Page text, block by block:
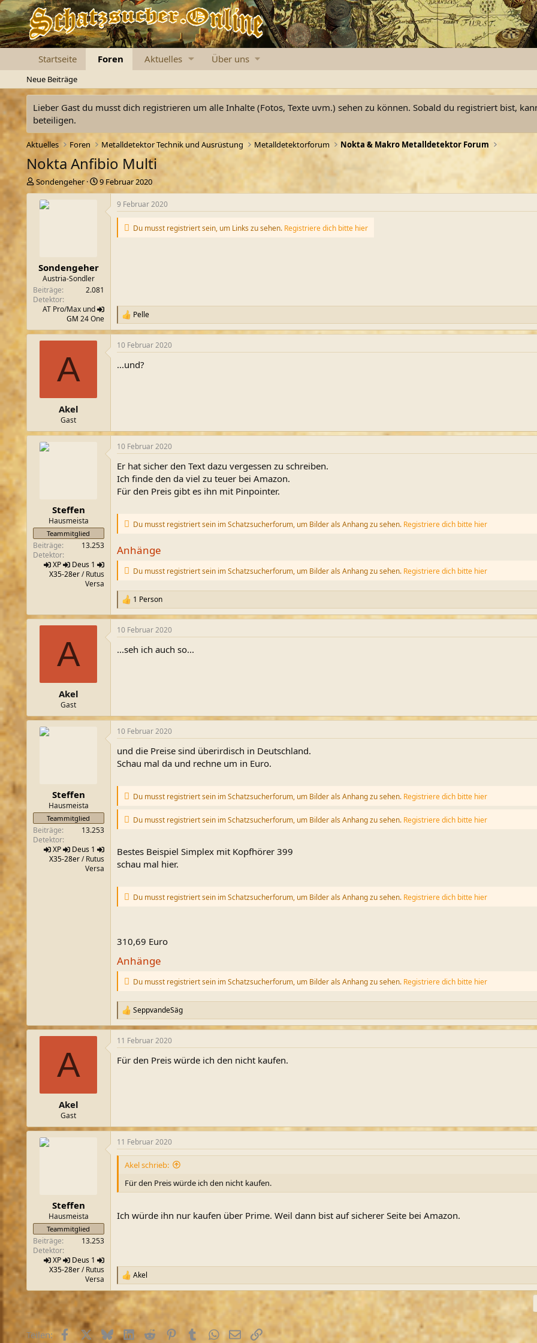
Startseite Foren Aktuelles Über uns
Neue Beiträge
Lieber Gast du musst dich registrieren um alle Inhalte (Fotos, Texte uvm.) sehen zu können. Sobald du registriert bist,
beteiligen.
Aktuelles Foren Metalldetektor Technik und Ausrüstung Metalldetektorforum Nokta & Makro Metalldetektor Forum
Nokta Anfibio Multi
E
r
Sondengeher
E
r
a
9 Februar 2020
Sondengeher
Austria-Sondler
Beiträge
2.081
Detektor
AT Pro/Max und
GM 24 One
9 Februar 2020
Du musst registriert sein, um Links zu sehen. Registriere dich bitte hier
R
e
a
k
i
Pelle
A
Akel
Gast
10 Februar 2020
...und?
Steffen
Hausmeista
Teammitglied
Beiträge
13.253
Detektor
XP
Deus 1
X35-28er/ Rutus
Versa
10 Februar 2020
Er hat sicher den Text dazu vergessen zu schreiben.
Ich finde den da viel zu teuer bei Amazon.
Für den Preis gibt es ihn mit Pinpointer.
Du musst registriert sein im Schatzsucherforum, um Bilder als Anhang zu sehen. Registriere dich bitte hier
Anhänge
Du musst registriert sein im Schatzsucherforum, um Bilder als Anhang zu sehen. Registriere dich bitte hier
R
e
a
k
i
1 Person
A
Akel
Gast
10 Februar 2020
...seh ich auch so...
Steffen
Hausmeista
Teammitglied
Beiträge
13.253
Detektor
XP
Deus 1
X35-28er/ Rutus
Versa
10 Februar 2020
und die Preise sind überirdisch in Deutschland.
Schau mal da und rechne um in Euro.
Du musst registriert sein im Schatzsucherforum, um Bilder als Anhang zu sehen. Registriere dich bitte hier
Du musst registriert sein im Schatzsucherforum, um Bilder als Anhang zu sehen. Registriere dich bitte hier
Bestes Beispiel Simplex mit Kopfhörer 399
schau mal hier.
Du musst registriert sein im Schatzsucherforum, um Bilder als Anhang zu sehen. Registriere dich bitte hier
310,69 Euro
Anhänge
Du musst registriert sein im Schatzsucherforum, um Bilder als Anhang zu sehen. Registriere dich bitte hier
R
e
a
k
i
SeppvandeSäg
A
Akel
Gast
11 Februar 2020
Für den Preis würde ich den nicht kaufen.
Steffen
Hausmeista
Teammitglied
Beiträge
13.253
Detektor
XP
Deus 1
X35-28er/ Rutus
Versa
11 Februar 2020
Akel schrieb:
Für den Preis würde ich den nicht kaufen.
Ich würde ihn nur kaufen über Prime. Weil dann bist auf sicherer Seite bei Amazon.
R
e
a
t
i
o
Akel
Teilen: FacebookX (Twitter)
BlueskyLinkedIn
Reddit PinterestTumblrWhatsApp
E-MailLink